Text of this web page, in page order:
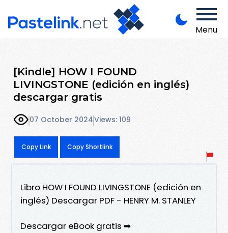
Menu
[Kindle] HOW I FOUND
LIVINGSTONE (edición en inglés)
descargar gratis
07 October 2024Views: 109
Copy Link Copy Shortlink
Libro HOW I FOUND LIVINGSTONE (edición en
inglés) Descargar PDF - HENRY M. STANLEY
Descargar eBook gratis ➡